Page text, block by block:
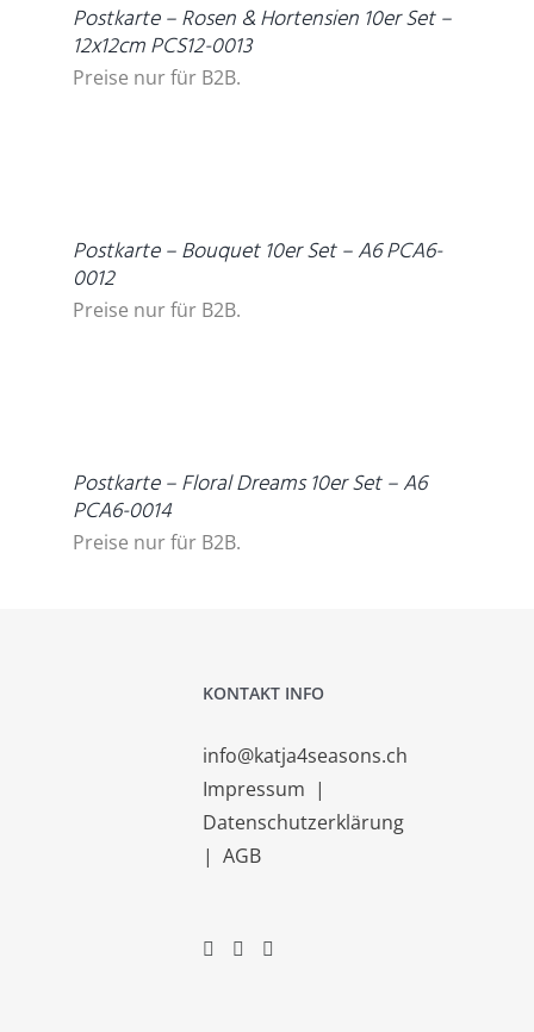
Postkarte – Rosen & Hortensien 10er Set –
12x12cm PCS12-0013
Preise nur für B2B.
Postkarte – Bouquet 10er Set – A6 PCA6-
0012
Preise nur für B2B.
Postkarte – Floral Dreams 10er Set – A6
PCA6-0014
Preise nur für B2B.
KONTAKT INFO
info@katja4seasons.ch
Impressum |
Datenschutzerklärung
| AGB